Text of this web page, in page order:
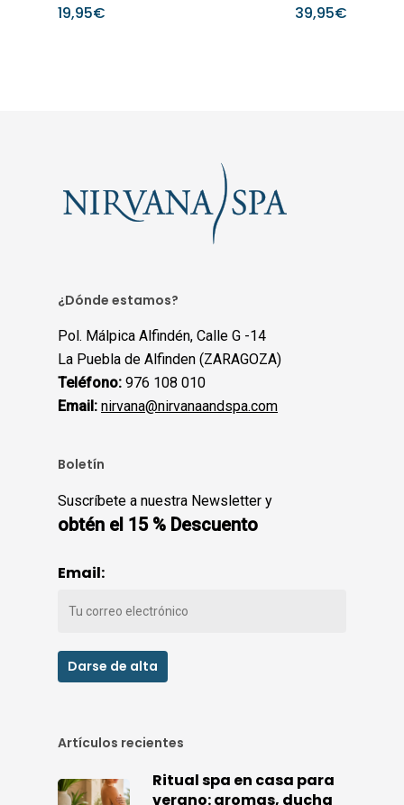
19,95€
39,95€
¿Dónde estamos?
Pol. Málpica Alfindén, Calle G -14
La Puebla de Alfinden (ZARAGOZA)
Teléfono: 976 108 010
Email: nirvana@nirvanaandspa.com
Boletín
Suscríbete a nuestra Newsletter y
obtén el 15 % Descuento
Email:
Artículos recientes
Ritual spa en casa para
verano: aromas, ducha